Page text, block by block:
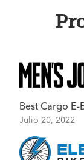
Best Cargo
Julio 20, 2022